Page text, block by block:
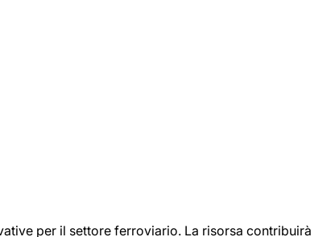
per il settore ferroviario. La risorsa contribuirà